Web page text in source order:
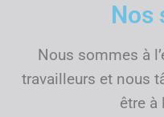
Nos
Nous sommes à
travailleurs et nous
être à